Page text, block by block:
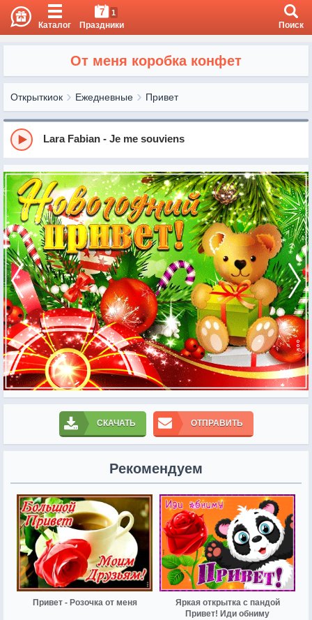
Каталог
7 1
Праздники Поиск
От меня коробка конфет
Открыткиок Ежедневные Привет
Lara Fabian - Je me souviens
СКАЧАТЬ ОТПРАВИТЬ
Рекомендуем
Привет - Розочка от меня
Яркая открытка с пандой
Привет! Иди обниму